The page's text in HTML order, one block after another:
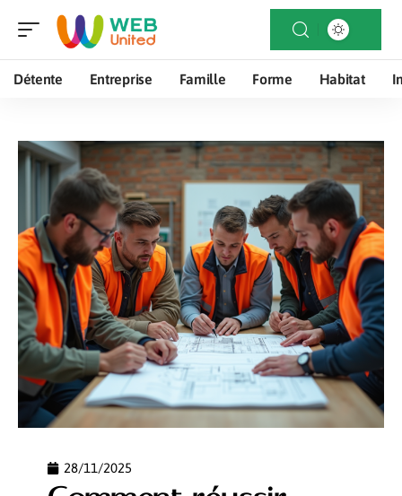
Détente Entreprise Famille Forme Habitat
28/11/2025